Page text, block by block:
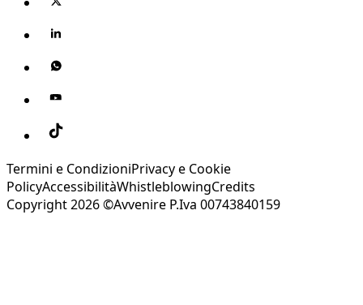
Termini e CondizioniPrivacy e Cookie
PolicyAccessibilitàWhistleblowingCredits
Copyright 2026 ©Avvenire P.Iva 00743840159